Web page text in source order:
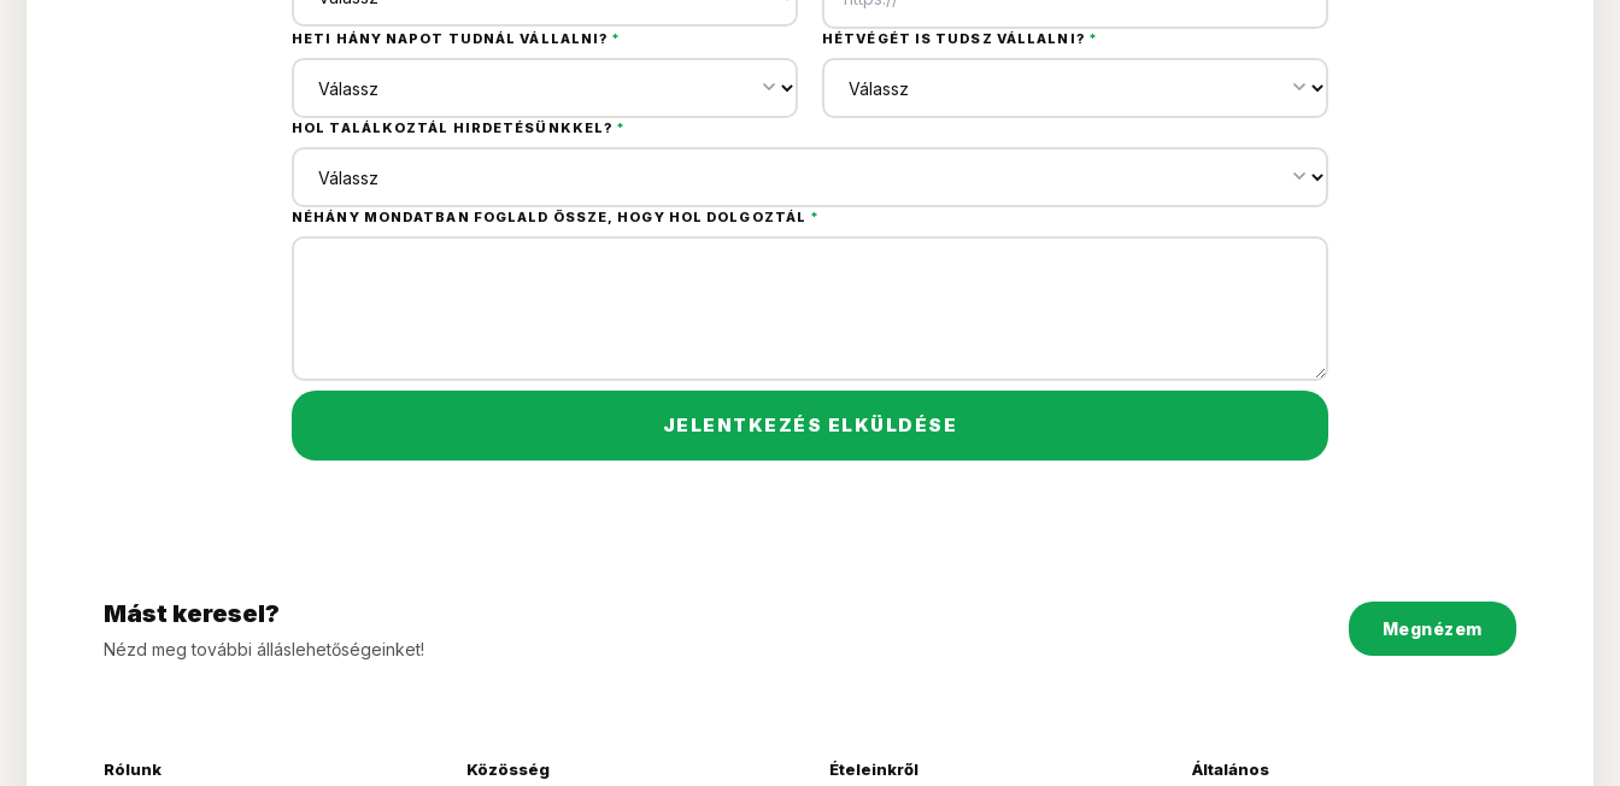
HETI HÁNY NAPOT TUDNÁL VÁLLALNI? * HÉTVÉGÉT IS TUDSZ VÁLLALNI? *
HOL TALÁLKOZTÁL HIRDETÉSÜNKKEL? *
NÉHÁNY MONDATBAN FOGLALD ÖSSZE, HOGY HOL DOLGOZTÁL *
JELENTKEZÉS ELKÜLDÉSE
Mást keresel?
Nézd meg további álláslehetőségeinket!
Megnézem
Rólunk Közösség Ételeinkről Általános